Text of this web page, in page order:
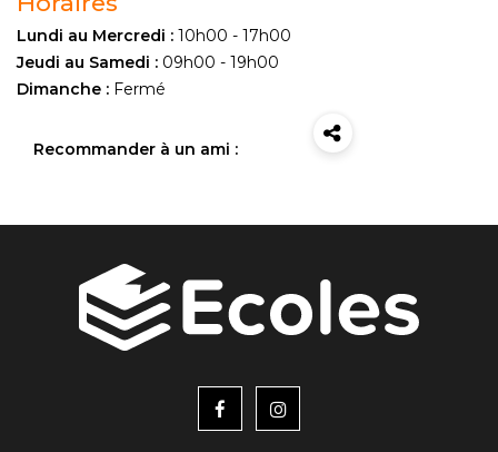
Lundi au Mercredi : 10h00 - 17h00
Jeudi au Samedi : 09h00 - 19h00
Dimanche : Fermé
Recommander à un ami :
menu